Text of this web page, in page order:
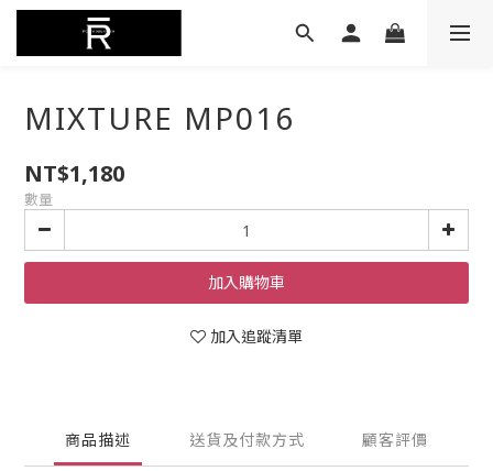
MIXTURE MP016
NT$1,180
數量
加入購物車
加入追蹤清單
商品描述 送貨及付款方式 顧客評價